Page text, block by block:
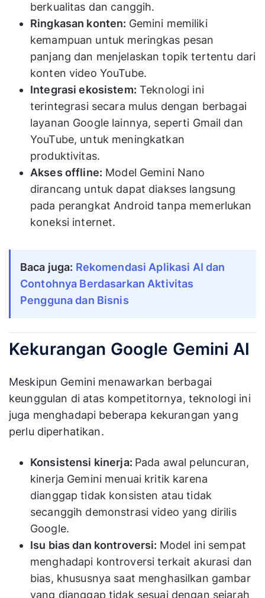
berkualitas dan canggih.
Ringkasan konten: Gemini memiliki
kemampuan untuk meringkas pesan
panjang dan menjelaskan topik tertentu dari
konten video YouTube.
Integrasi ekosistem: Teknologi ini
terintegrasi secara mulus dengan berbagai
layanan Google lainnya, seperti Gmail dan
YouTube, untuk meningkatkan
produktivitas.
Akses offline: Model Gemini Nano
dirancang untuk dapat diakses langsung
pada perangkat Android tanpa memerlukan
koneksi internet.
Baca juga: Rekomendasi Aplikasi AI dan
Contohnya Berdasarkan Aktivitas
Pengguna dan Bisnis
Kekurangan Google Gemini AI
Meskipun Gemini menawarkan berbagai
keunggulan di atas kompetitornya, teknologi ini
juga menghadapi beberapa kekurangan yang
perlu diperhatikan.
Konsistensi kinerja: Pada awal peluncuran,
kinerja Gemini menuai kritik karena
dianggap tidak konsisten atau tidak
secanggih demonstrasi video yang dirilis
Google.
Isu bias dan kontroversi: Model ini sempat
menghadapi kontroversi terkait akurasi dan
bias, khususnya saat menghasilkan gambar
yang dianggap tidak sesuai dengan sejarah